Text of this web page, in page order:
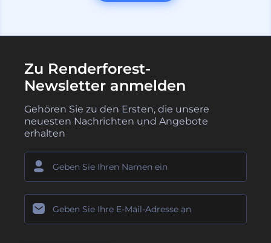
Zu Renderforest-
Newsletter anmelden
Gehören Sie zu den Ersten, die unsere
neuesten Nachrichten und Angebote
erhalten